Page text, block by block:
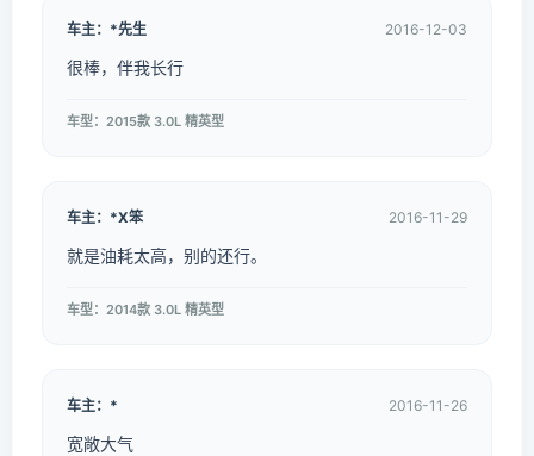
车主：*先生 2016-12-03
很棒，伴我长行
车型：2015款 3.0L 精英型
车主：*X笨 2016-11-29
就是油耗太高，别的还行。
车型：2014款 3.0L 精英型
车主：* 2016-11-26
宽敞大气